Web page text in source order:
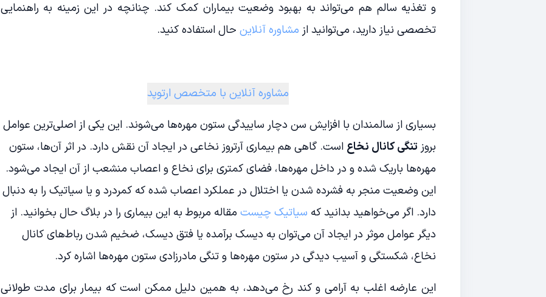
و تغذیه سالم هم می‌تواند به بهبود وضعیت بیماران کمک کند. چنانچه در این زمینه به راهنمایی
تخصصی نیاز دارید، می‌توانید از مشاوره آنلاین حال استفاده کنید.
مشاوره آنلاین با متخصص ارتوپد
بسیاری از سالمندان با افزایش سن دچار ساییدگی ستون مهره‌ها می‌شوند. این یکی از اصلی‌ترین عوامل
بروز تنگی کانال نخاع است. گاهی هم بیماری آرتروز نخاعی در ایجاد آن نقش دارد. در اثر آن‌ها، ستون
مهره‌ها باریک شده و در داخل مهره‌ها، فضای کمتری برای نخاع و اعصاب منشعب از آن ایجاد می‌شود.
این وضعیت منجر به فشرده شدن یا اختلال در عملکرد اعصاب شده که کمردرد و یا سیاتیک را به دنبال
دارد. اگر می‌خواهید بدانید که سیاتیک چیست مقاله مربوط به این بیماری را در بلاگ حال بخوانید. از
دیگر عوامل موثر در ایجاد آن می‌توان به دیسک برآمده یا فتق دیسک، ضخیم شدن رباط‌های کانال
نخاع، شکستگی و آسیب دیدگی در ستون مهره‌ها و تنگی مادرزادی ستون مهره‌ها اشاره کرد.
این عارضه اغلب به آرامی و کند رخ می‌دهد، به همین دلیل ممکن است که بیمار برای مدت طولانی